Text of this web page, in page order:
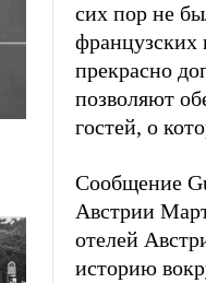
сих пор не
французских
прекрасно
позволяют
гостей, о
Сообщение
Австрии
отелей
историю